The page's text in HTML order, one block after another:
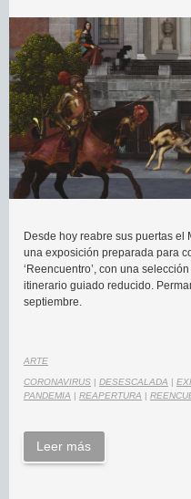
Desde hoy reabre sus puertas
una exposición preparada para
‘Reencuentro’, con una
itinerario guiado reducido.
septiembre.
ARTE
CORONAVIRUS | DESESCALADA |
PANDEMIA | REAPERTURA |
Leer más